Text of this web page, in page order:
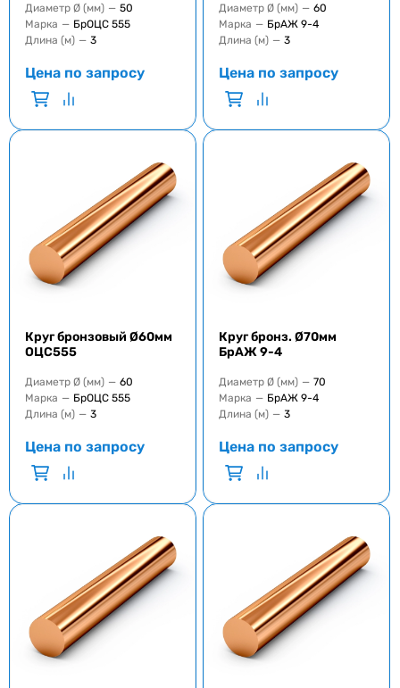
Диаметр Ø (мм) — 50
Марка — БрОЦС 555
Длина (м) — 3
Цена по запросу
Диаметр Ø (мм) — 60
Марка — БрАЖ 9-4
Длина (м) — 3
Цена по запросу
Круг бронзовый Ø60мм
ОЦС555
Диаметр Ø (мм) — 60
Марка — БрОЦС 555
Длина (м) — 3
Цена по запросу
Круг бронз. Ø70мм
БрАЖ 9-4
Диаметр Ø (мм) — 70
Марка — БрАЖ 9-4
Длина (м) — 3
Цена по запросу